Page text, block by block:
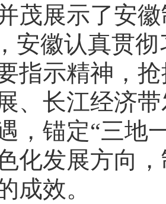
茂展示了安
安徽认真贯
指示精神，
、长江经济
，锚定“三地
化发展方向
成效。